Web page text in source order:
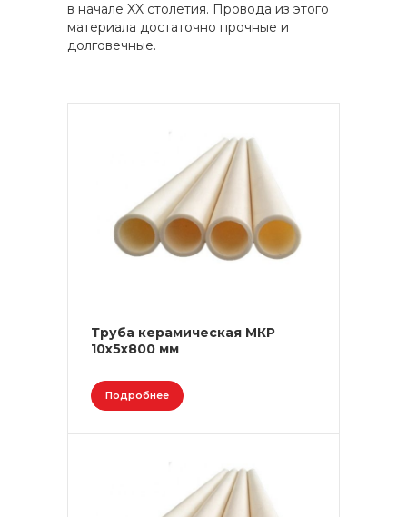
в начале XX столетия. Провода из этого
материала достаточно прочные и
долговечные.
Труба керамическая МКР
10х5х800 мм
Подробнее